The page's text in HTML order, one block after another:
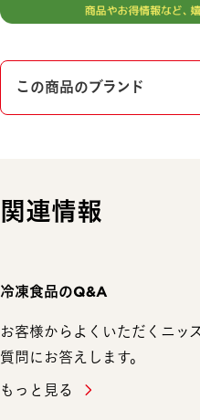
この商品のブランド
関連情報
冷凍食品のQ&A
お客様からよくいただくニッ
質問にお答えします。
もっと見る